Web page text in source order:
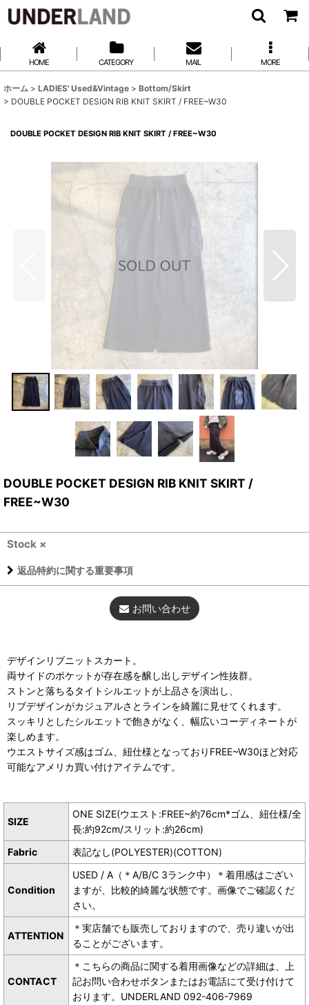
HOME CATEGORY MAIL MORE
ホーム > LADIES' Used&Vintage > Bottom/Skirt
> DOUBLE POCKET DESIGN RIB KNIT SKIRT / FREE~W30
DOUBLE POCKET DESIGN RIB KNIT SKIRT / FREE~W30
DOUBLE POCKET DESIGN RIB KNIT SKIRT /
FREE~W30
Stock ×
返品特約に関する重要事項
お問い合わせ
デザインリブニットスカート。
両サイドのポケットが存在感を醸し出しデザイン性抜群。
ストンと落ちるタイトシルエットが上品さを演出し、
リブデザインがカジュアルさとラインを綺麗に見せてくれます。
スッキリとしたシルエットで飽きがなく、幅広いコーディネートが
楽しめます。
ウエストサイズ感はゴム、紐仕様となっておりFREE~W30ほど対応
可能なアメリカ買い付けアイテムです。
SIZE
ONE SIZE(ウエスト:FREE~約76cm*ゴム、紐仕様/全
長:約92cm/スリット:約26cm)
Fabric
表記なし(POLYESTER)(COTTON)
Condition
USED / A（＊A/B/C 3ランク中）＊着用感はござい
ますが、比較的綺麗な状態です。画像でご確認くだ
さい。
ATTENTION
＊実店舗でも販売しておりますので、売り違いが出
ることがございます。
CONTACT
＊こちらの商品に関する着用画像などの詳細は、上
記お問い合わせボタンまたはお電話にて受け付けて
おります。UNDERLAND 092-406-7969